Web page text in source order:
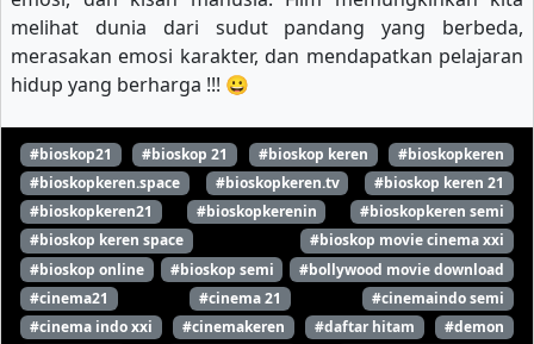
melihat dunia dari sudut pandang yang berbeda,
merasakan emosi karakter, dan mendapatkan pelajaran
hidup yang berharga !!! 😀
#bioskop21 #bioskop 21 #bioskop keren
#bioskopkeren
#bioskopkeren.space
#bioskopkeren.tv
#bioskop keren 21
#bioskopkeren21
#bioskopkerenin
#bioskopkeren semi
#bioskop keren space
#bioskop movie cinema xxi
#bioskop online
#bioskop semi
#bollywood movie download
#cinema21
#cinema 21
#cinemaindo semi
#cinema indo xxi
#cinemakeren #daftar hitam
#demon